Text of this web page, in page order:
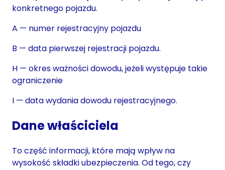
konkretnego pojazdu.
A — numer rejestracyjny pojazdu
B — data pierwszej rejestracji pojazdu.
H — okres ważności dowodu, jeżeli występuje takie
ograniczenie
I — data wydania dowodu rejestracyjnego.
Dane właściciela
To część informacji, które mają wpływ na
wysokość składki ubezpieczenia. Od tego, czy